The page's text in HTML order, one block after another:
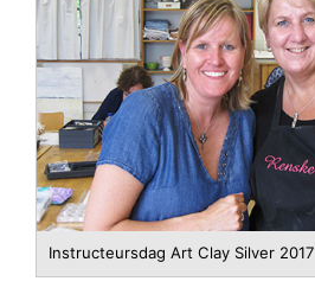
Instructeursdag Art Clay Silver 2017